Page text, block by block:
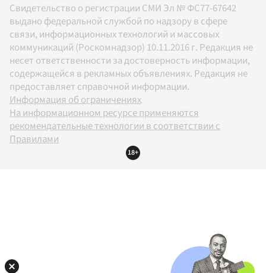
Свидетельство о регистрации СМИ Эл № ФС77-67642
выдано федеральной службой по надзору в сфере
связи, информационных технологий и массовых
коммуникаций (Роскомнадзор) 10.11.2016 г. Редакция не
несет ответственности за достоверность информации,
содержащейся в рекламных объявлениях. Редакция не
предоставляет справочной информации.
Информация об ограничениях
На информационном ресурсе применяются
рекомендательные технологии в соответствии с
Правилами
18+